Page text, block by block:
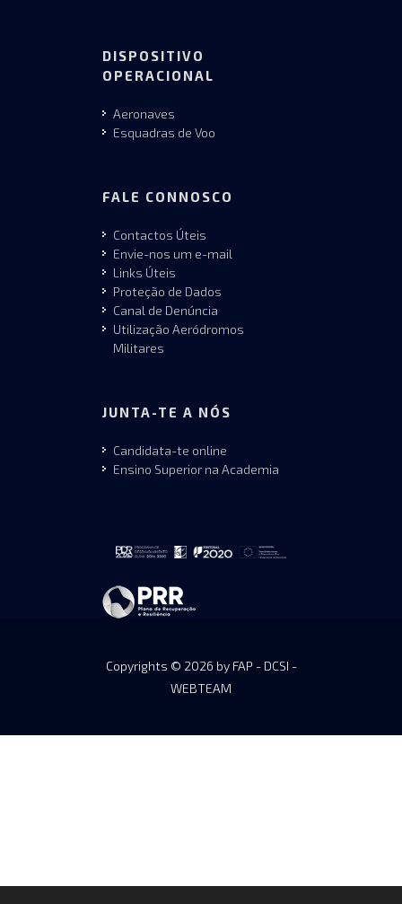
DISPOSITIVO
OPERACIONAL
Aeronaves
Esquadras de Voo
FALE CONNOSCO
Contactos Úteis
Envie-nos um e-mail
Links Úteis
Proteção de Dados
Canal de Denúncia
Utilização Aeródromos
Militares
JUNTA-TE A NÓS
Candidata-te online
Ensino Superior na Academia
Copyrights © 2026 by FAP - DCSI -
WEBTEAM